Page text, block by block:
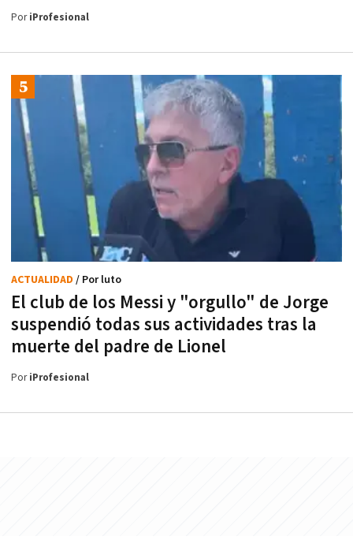
PoriProfesional
El club de los Messi y "orgullo" de Jorge
suspendió todas sus actividades tras la
muerte del padre de Lionel
ACTUALIDAD / Por luto
PoriProfesional